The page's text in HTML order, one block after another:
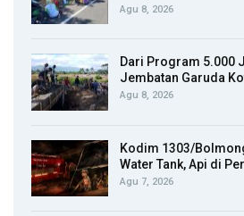
Agu 8, 2026
Dari Program 5.000
Jembatan Garuda
Agu 8, 2026
Kodim 1303/
Water Tank, Api di
Agu 7, 2026